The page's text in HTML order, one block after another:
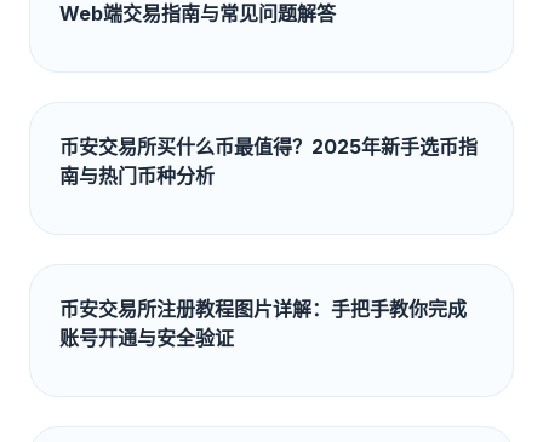
Web端交易指南与常见问题解答
币安交易所买什么币最值得？2025年新手选币指
南与热门币种分析
币安交易所注册教程图片详解：手把手教你完成
账号开通与安全验证